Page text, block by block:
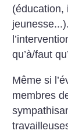
(éducation,
qu’à/faut
Même si
membres